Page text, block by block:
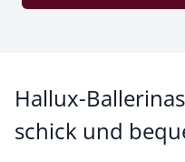
Hallux-
schick und